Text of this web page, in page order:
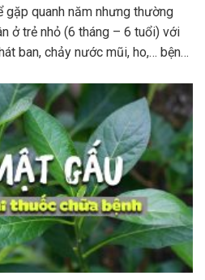
gặp quanh năm nhưng thường
ở trẻ nhỏ (6 tháng – 6 tuổi) với
ban, chảy nước mũi, ho,… bệnh